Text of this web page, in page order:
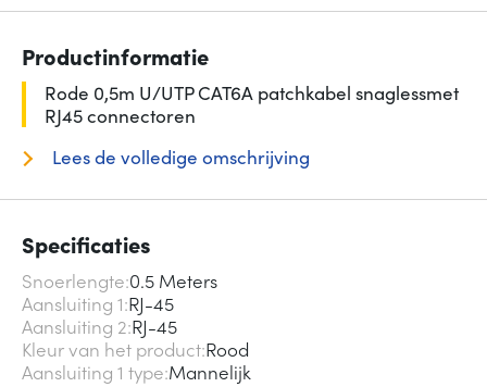
Productinformatie
Rode 0,5m U/UTP CAT6A patchkabel snaglessmet
RJ45 connectoren
Lees de volledige omschrijving
Specificaties
Snoerlengte 0.5 Meters
Aansluiting 1 RJ-45
Aansluiting 2 RJ-45
Kleur van het product Rood
Aansluiting 1 type Mannelijk